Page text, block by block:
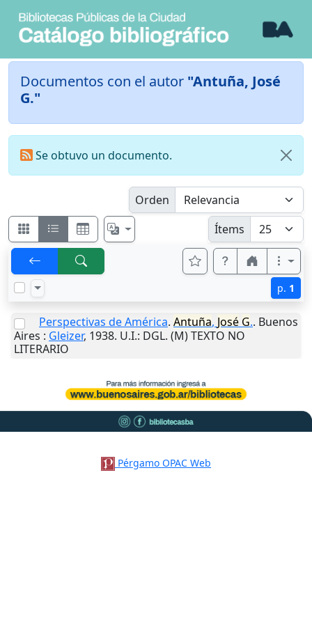
Documentos con el autor "Antuña, José
G."
Se obtuvo un documento.
Orden
Ítems
p. 1
Perspectivas de América. Antuña, José G.. Buenos
Aires : Gleizer, 1938. U.I.: DGL. (M) TEXTO NO
LITERARIO
Pérgamo OPAC Web